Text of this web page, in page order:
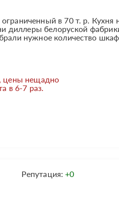
в 70 т. р. Кухня
диллеры белоруской
нужное количество
цены нещадно
в 6-7 раз.
Репутация:+0